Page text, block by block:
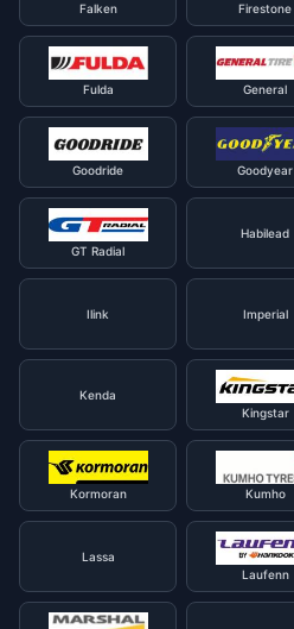
Falken Firestone
Fulda General
Goodride Goodyear
GT Radial
Habilead
Ilink
Imperial
Kenda
Kingstar
Kormoran Kumho
Lassa
Laufenn